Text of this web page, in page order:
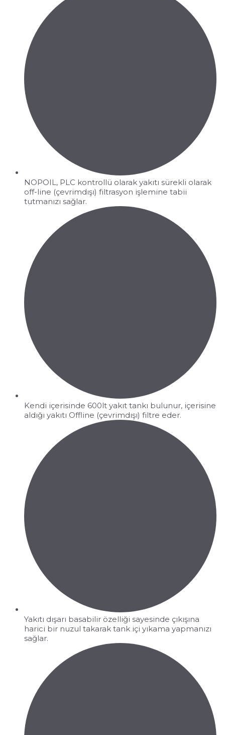
NOPOIL, PLC kontrollü olarak yakıtı sürekli olarak
off-line (çevrimdışı) filtrasyon işlemine tabii
tutmanızı sağlar.
Kendi içerisinde 600lt yakıt tankı bulunur, içerisine
aldığı yakıtı Offline (çevrimdışı) filtre eder.
Yakıtı dışarı basabilir özelliği sayesinde çıkışına
harici bir nuzul takarak tank içi yıkama yapmanızı
sağlar.